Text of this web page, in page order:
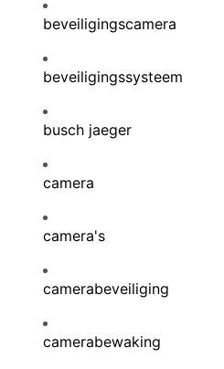
beveiligingscamera
beveiligingssysteem
busch jaeger
camera
camera's
camerabeveiliging
camerabewaking